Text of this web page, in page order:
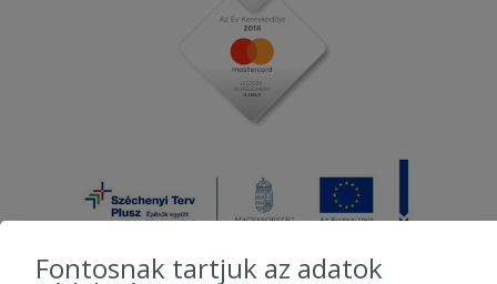
Fontosnak tartjuk az adatok